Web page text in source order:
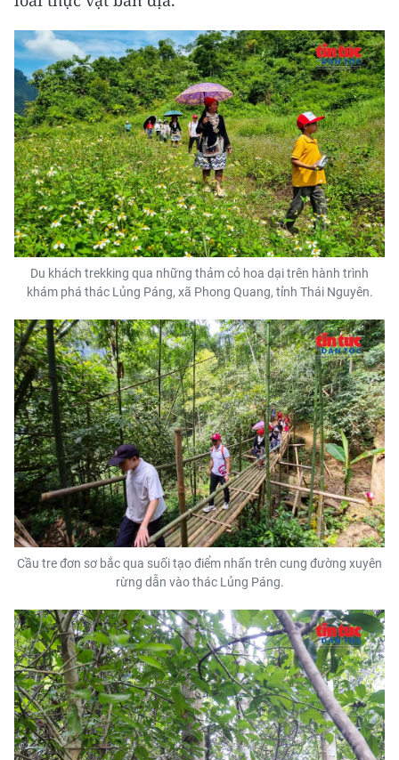
Du khách trekking qua những thảm cỏ hoa dại trên hành trình
khám phá thác Lủng Páng, xã Phong Quang, tỉnh Thái Nguyên.
Cầu tre đơn sơ bắc qua suối tạo điểm nhấn trên cung đường xuyên
rừng dẫn vào thác Lủng Páng.